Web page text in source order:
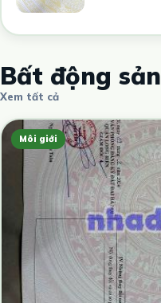
Bất động sản
Xem tất cả
Môi giới